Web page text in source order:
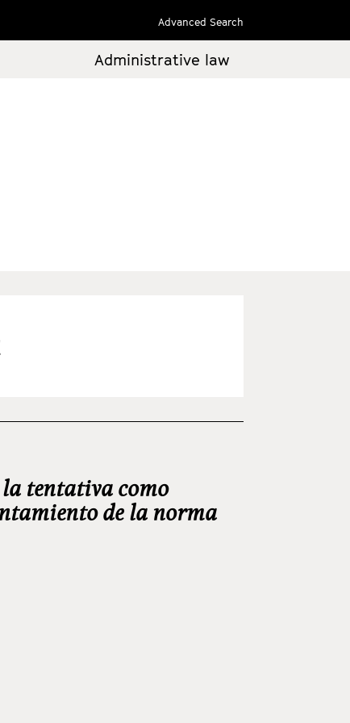
Advanced Search
Administrative law
tentativa como
de la norma